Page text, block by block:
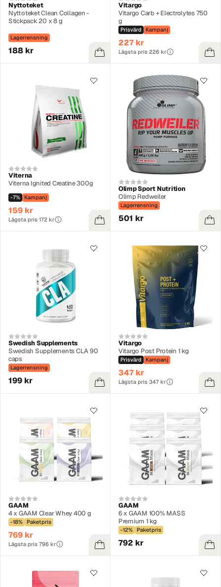
Nyttoteket
Nyttoteket Clean Collagen -
Stickpack 20 x 8 g
Lagerrensning
188 kr
Vitargo
Vitargo Carb + Electrolytes 750
g
Prisvärd Kampanj
227 kr
Lägsta pris 226 kr
Viterna
Viterna Ignited Creatine 300g
-7% Kampanj
159 kr
Lägsta pris 172 kr
Olimp Sport Nutrition
Olimp Redweiler
Lagerrensning
501 kr
Swedish Supplements
Swedish Supplements CLA 90
caps
Lagerrensning
199 kr
Vitargo
Vitargo Post Protein 1 kg
Prisvärd Kampanj
347 kr
Lägsta pris 347 kr
GAAM
4 x GAAM Clear Whey 400 g
-18% Paketpris
769 kr
Lägsta pris 796 kr
GAAM
6 x GAAM 100% MASS
Premium 1 kg
-12% Paketpris
792 kr